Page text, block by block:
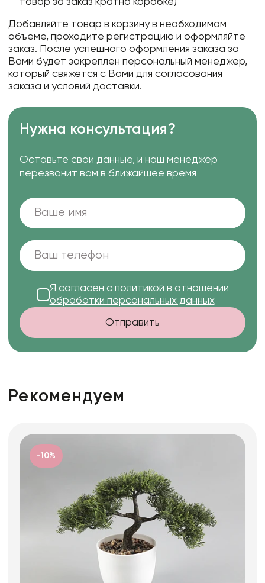
Добавляйте товар в корзину в необходимом
объеме, проходите регистрацию и оформляйте
заказ. После успешного оформления заказа за
Вами будет закреплен персональный менеджер,
который свяжется с Вами для согласования
заказа и условий доставки.
Нужна консультация?
Оставьте свои данные, и наш менеджер
перезвонит вам в ближайшее время
Я согласен с политикой в отношении
обработки персональных данных
Отправить
Рекомендуем
-10%